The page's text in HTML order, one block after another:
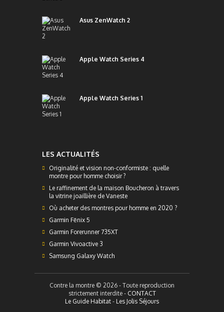
Asus ZenWatch 2
Apple Watch Series 4
Apple Watch Series 1
LES ACTUALITÉS
Originalité et vision non-conformiste : quelle
montre pour homme choisir ?
Le raffinement de la maison Boucheron à travers
la vitrine joaillière de Vaneste
Où acheter des montres pour homme en 2020 ?
Garmin Fēnix 5
Garmin Forerunner 735XT
Garmin Vivoactive 3
Samsung Galaxy Watch
Contre la montre © 2026 - Toute reproduction
strictement interdite - CONTACT
Le Guide Habitat - Les Jolis Séjours